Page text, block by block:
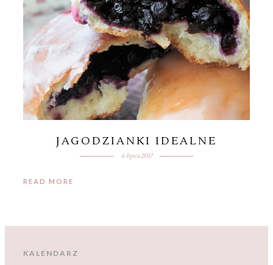
JAGODZIANKI IDEALNE
6 lipca 2017
READ MORE
KALENDARZ